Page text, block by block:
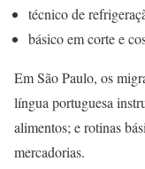
técnico de
básico em corte e
Em São Paulo, os
língua portuguesa
alimentos; e rotinas
mercadorias.